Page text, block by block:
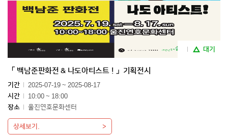
대기
「 백남준판화전 & 나도아티스트 ! 」기획전시
기간
2025-07-19 ~ 2025-08-17
시간
10:00 ~ 18:00
장소
울진연호문화센터
상세보기.